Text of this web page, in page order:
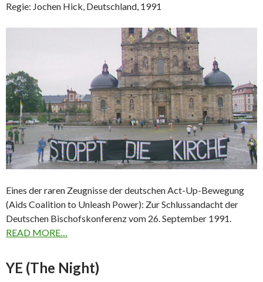
Regie: Jochen Hick, Deutschland, 1991
Eines der raren Zeugnisse der deutschen Act-Up-Bewegung
(Aids Coalition to Unleash Power): Zur Schlussandacht der
Deutschen Bischofskonferenz vom 26. September 1991.
READ MORE…
YE (The Night)